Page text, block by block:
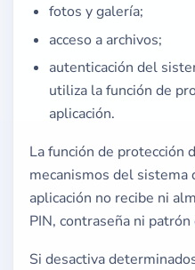
fotos y galería;
acceso a archivos;
autenticación del
utiliza la función de
aplicación.
La función de protección
mecanismos del sistema
aplicación no recibe ni
PIN, contraseña ni
Si desactiva